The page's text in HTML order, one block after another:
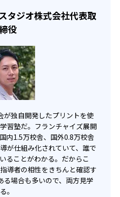
、いつでも気軽に相談可能
タジオ株式会社代表取
役
が独自開発したプリントを使
習塾だ。フランチャイズ展開
内1.5万校舎、国外0.8万校舎
が仕組み化されていて、誰で
ることがわかる。だからこ
導者の相性をきちんと確認す
場合も多いので、両方見学
。